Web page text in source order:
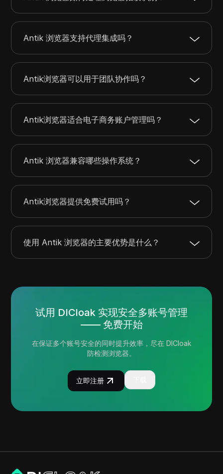
Antik 浏览器支持代理集成吗？
Antik浏览器可以用于团队协作吗？
Antik浏览器适合电子商务账户管理吗？
Antik 浏览器兼容哪些操作系统？
Antik浏览器提供免费试用吗？
使用 Antik 浏览器的主要优势是什么？
试用 DICloak 实现安全多账号管理
—— 免费开始
在保证多个账号安全的同时提升效率，尽在 DICloak
防检测浏览器。
立即注册